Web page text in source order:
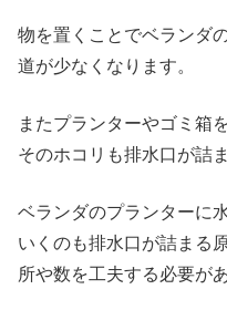
物を置くことでベランダ
道が少なくなります。
またプランターやゴミ箱
そのホコリも排水口が詰
ベランダのプランターに
いくのも排水口が詰まる
所や数を工夫する必要が